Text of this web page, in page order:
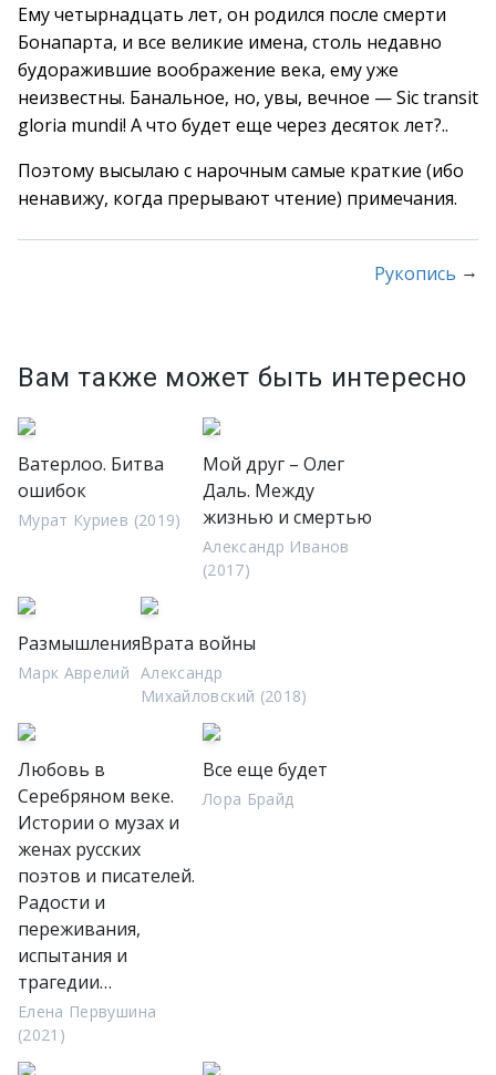
Ему четырнадцать лет, он родился после смерти
Бонапарта, и все великие имена, столь недавно
будоражившие воображение века, ему уже
неизвестны. Банальное, но, увы, вечное — Sic transit
gloria mundi! А что будет еще через десяток лет?..
Поэтому высылаю с нарочным самые краткие (ибо
ненавижу, когда прерывают чтение) примечания.
Рукопись →
Вам также может быть интересно
Ватерлоо. Битва
ошибок
Мурат Куриев (2019)
Мой друг – Олег
Даль. Между
жизнью и смертью
Александр Иванов
(2017)
Размышления
Марк Аврелий
Врата войны
Александр
Михайловский (2018)
Любовь в
Серебряном веке.
Истории о музах и
женах русских
поэтов и писателей.
Радости и
переживания,
испытания и
трагедии…
Елена Первушина
(2021)
Все еще будет
Лора Брайд